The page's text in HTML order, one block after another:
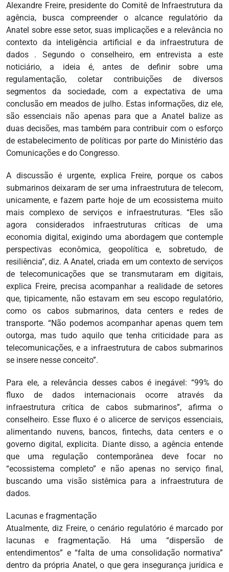
Alexandre Freire, presidente do Comitê de Infraestrutura da
agência, busca compreender o alcance regulatório da
Anatel sobre esse setor, suas implicações e a relevância no
contexto da inteligência artificial e da infraestrutura de
dados . Segundo o conselheiro, em entrevista a este
noticiário, a ideia é, antes de definir sobre uma
regulamentação, coletar contribuições de diversos
segmentos da sociedade, com a expectativa de uma
conclusão em meados de julho. Estas informações, diz ele,
são essenciais não apenas para que a Anatel balize as
duas decisões, mas também para contribuir com o esforço
de estabelecimento de políticas por parte do Ministério das
Comunicações e do Congresso.
A discussão é urgente, explica Freire, porque os cabos
submarinos deixaram de ser uma infraestrutura de telecom,
unicamente, e fazem parte hoje de um ecossistema muito
mais complexo de serviços e infraestruturas. “Eles são
agora considerados infraestruturas críticas de uma
economia digital, exigindo uma abordagem que contemple
perspectivas econômica, geopolítica e, sobretudo, de
resiliência”, diz. A Anatel, criada em um contexto de serviços
de telecomunicações que se transmutaram em digitais,
explica Freire, precisa acompanhar a realidade de setores
que, tipicamente, não estavam em seu escopo regulatório,
como os cabos submarinos, data centers e redes de
transporte. “Não podemos acompanhar apenas quem tem
outorga, mas tudo aquilo que tenha criticidade para as
telecomunicações, e a infraestrutura de cabos submarinos
se insere nesse conceito”.
Para ele, a relevância desses cabos é inegável: “99% do
fluxo de dados internacionais ocorre através da
infraestrutura crítica de cabos submarinos”, afirma o
conselheiro. Esse fluxo é o alicerce de serviços essenciais,
alimentando nuvens, bancos, fintechs, data centers e o
governo digital, explicita. Diante disso, a agência entende
que uma regulação contemporânea deve focar no
“ecossistema completo” e não apenas no serviço final,
buscando uma visão sistêmica para a infraestrutura de
dados.
Lacunas e fragmentação
Atualmente, diz Freire, o cenário regulatório é marcado por
lacunas e fragmentação. Há uma “dispersão de
entendimentos” e “falta de uma consolidação normativa”
dentro da própria Anatel, o que gera insegurança jurídica e